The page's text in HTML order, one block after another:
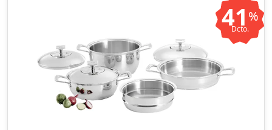
41 %
Dcto.